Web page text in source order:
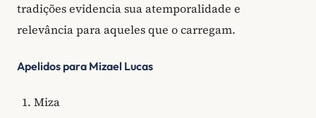
tradições evidencia sua atemporalidade e
relevância para aqueles que o carregam.
Apelidos para Mizael Lucas
Miza